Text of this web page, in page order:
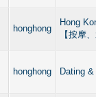
honghong
Hong
【按摩
honghong Dating